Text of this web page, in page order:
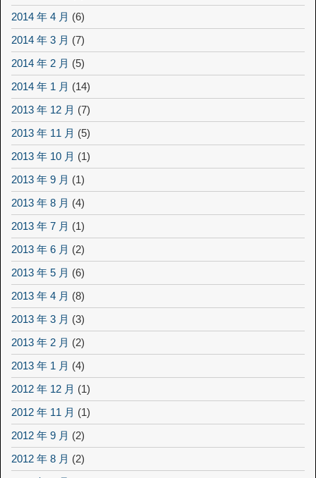
2014 年 4 月 (6)
2014 年 3 月 (7)
2014 年 2 月 (5)
2014 年 1 月 (14)
2013 年 12 月 (7)
2013 年 11 月 (5)
2013 年 10 月 (1)
2013 年 9 月 (1)
2013 年 8 月 (4)
2013 年 7 月 (1)
2013 年 6 月 (2)
2013 年 5 月 (6)
2013 年 4 月 (8)
2013 年 3 月 (3)
2013 年 2 月 (2)
2013 年 1 月 (4)
2012 年 12 月 (1)
2012 年 11 月 (1)
2012 年 9 月 (2)
2012 年 8 月 (2)